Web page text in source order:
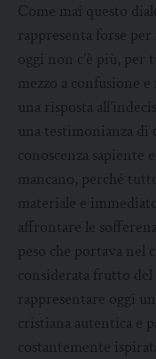
Come mai questo
rappresenta forse
oggi non c’è più,
mezzo a confusione
una risposta
una testimonianza di
conoscenza sapiente
mancano, perché
materiale e
affrontare le
peso che portava nel
considerata frutto
rappresentare oggi
cristiana autentica e
costantemente